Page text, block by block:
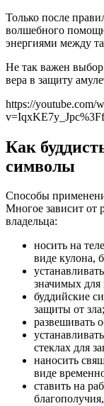
Только после
волшебного
энергиями между
Не так важен
вера в защиту
https://youtube.com/
Как
символы
Способы
Многое зависит от
владельца:
носить на
виде кулона,
значимых для
буддийские
защиты от зла;
развешивать
стеклах для
наносить
виде
ставить на